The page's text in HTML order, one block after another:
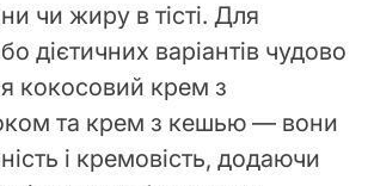
чи жиру в тісті. Для
дієтичних варіантів чудово
кокосовий крем з
та крем з кешью — вони
і кремовість, додаючи